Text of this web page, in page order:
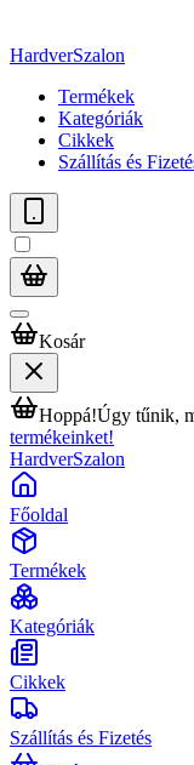
HardverSzalon
Termékek
Kategóriák
Cikkek
Szállítás és
Kosár
Hoppá!Úgy tűnik,
termékeinket!
HardverSzalon
Főoldal
Termékek
Kategóriák
Cikkek
Szállítás és Fizetés